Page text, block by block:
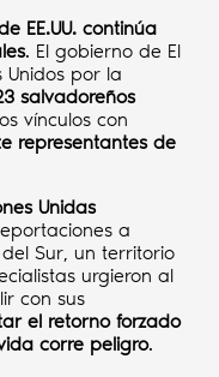
EE.UU. continúa
. El gobierno de El
Unidos por la
salvadoreños
vínculos con
representantes de
Unidas
a
Sur, un territorio
urgieron al
con sus
el retorno forzado
corre peligro.